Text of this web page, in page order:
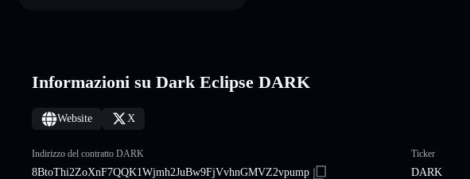
Informazioni su Dark Eclipse DARK
Website X
Indirizzo del contratto DARK
8BtoThi2ZoXnF7QQK1Wjmh2JuBw9FjVvhnGMVZ2vpump
Ticker
DARK